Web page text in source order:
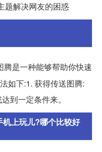
题解决网友的困惑
腾是一种能够帮助你快速
如下:1. 获得传送图腾:
到一定条件来。
上玩儿?哪个比较好